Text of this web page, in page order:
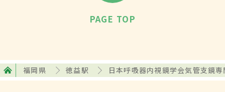
PAGE TOP
福岡県 徳益駅 日本呼吸器内視鏡学会気管支鏡